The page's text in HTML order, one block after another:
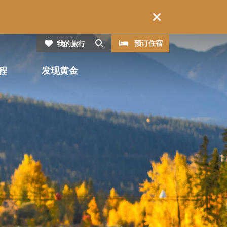
我的旅行 搜索
CTA预订住宿
发现黄金